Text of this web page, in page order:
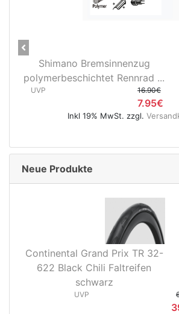
Shimano Bremsinnenzug
polymerbeschichtet Rennrad ...
UVP 16.90€
7.95€
Inkl 19% MwSt. zzgl.
Previous
Neue Produkte
Continental Grand Prix TR 32-
622 Black Chili Faltreifen
schwarz
UVP